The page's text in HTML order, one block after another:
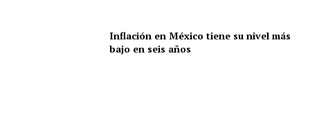
Inflación en México tiene su nivel más
bajo en seis años